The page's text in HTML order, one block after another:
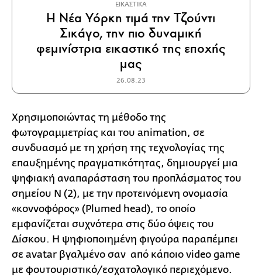
ΕΙΚΑΣΤΙΚΑ
Η Νέα Υόρκη τιμά την Τζούντι
Σικάγο, την πιο δυναμική
φεμινίστρια εικαστικό της εποχής
μας
26.08.23
Xρησιμοποιώντας τη μέθοδο της
φωτογραμμετρίας και του animation, σε
συνδυασμό με τη χρήση της τεχνολογίας της
επαυξημένης πραγματικότητας, δημιουργεί μια
ψηφιακή αναπαράσταση του προπλάσματος του
σημείου Ν (2), με την προτεινόμενη ονομασία
«κοννοφόρος» (Plumed head), το οποίο
εμφανίζεται συχνότερα στις δύο όψεις του
Δίσκου. Η ψηφιοποιημένη φιγούρα παραπέμπει
σε avatar βγαλμένο σαν από κάποιο video game
με φουτουριστικό/εσχατολογικό περιεχόμενο.